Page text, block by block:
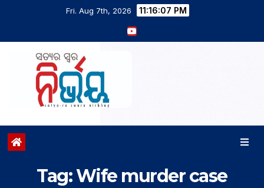
Fri. Aug 7th, 2026 11:16:07 PM
Tag:Wife murder case